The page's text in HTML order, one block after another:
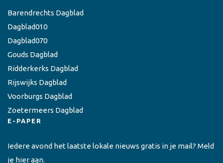
Barendrechts Dagblad
Dagblad010
Dagblad070
Gouds Dagblad
Ridderkerks Dagblad
Rijswijks Dagblad
Voorburgs Dagblad
Zoetermeers Dagblad
E-PAPER
Iedere avond het laatste lokale nieuws gratis in je mail? Meld
je hier aan.